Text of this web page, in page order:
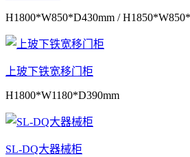
H1800*W850*D430mm /
上玻下铁宽移门柜
H1800*W1180*D390mm
SL-DQ大器械柜